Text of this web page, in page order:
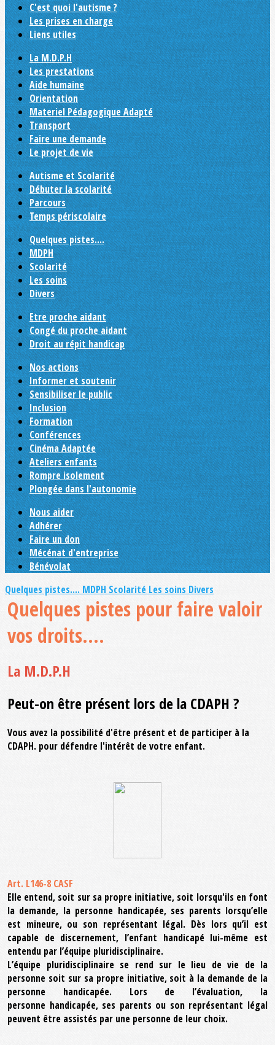
C'est quoi l'autisme ?
Les prises en charge
Liens utiles
La M.D.P.H
Les prestations
Aide humaine
Orientation
Materiel Pédagogique Adapté
Transport
Faire une demande
Le projet de vie
Autisme et Scolarité
Débuter la scolarité
Parcours
Temps périscolaire
Quelques pistes....
MDPH
Scolarité
Les soins
Divers
Etre proche aidant
Congé du proche aidant
Droit au répit handicap
Nos actions
Informer et soutenir
Sensibiliser le public
Inclusion
Formation
Conférences
Cinéma Adaptée
Ateliers enfants
Rompre isolement
Plongée dans l'autonomie
Nous aider
Adhérer
Faire un don
Mécénat d'entreprise
Bénévolat
Quelques pistes.... MDPH Scolarité Les soins Divers
Quelques pistes pour faire valoir
vos droits....
La M.D.P.H
Peut-on être présent lors de la CDAPH ?
Vous avez la possibilité d'être présent et de participer à la
CDAPH. pour défendre l'intérêt de votre enfant.
Art. L146-8 CASF
Elle entend, soit sur sa propre initiative, soit lorsqu'ils en font
la demande, la personne handicapée, ses parents lorsqu’elle
est mineure, ou son représentant légal. Dès lors qu’il est
capable de discernement, l’enfant handicapé lui-même est
entendu par l’équipe pluridisciplinaire.
L’équipe pluridisciplinaire se rend sur le lieu de vie de la
personne soit sur sa propre initiative, soit à la demande de la
personne handicapée. Lors de l’évaluation, la
personne handicapée, ses parents ou son représentant légal
peuvent être assistés par une personne de leur choix.